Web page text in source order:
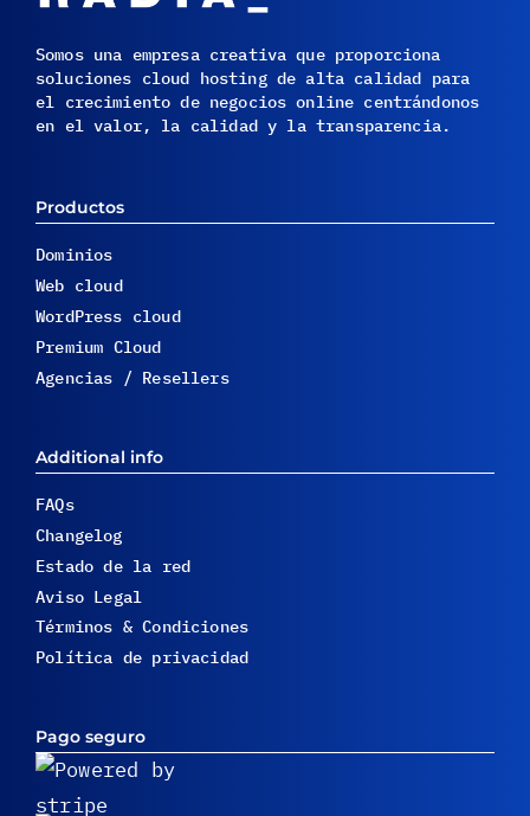
Somos una empresa creativa que proporciona
soluciones cloud hosting de alta calidad para
el crecimiento de negocios online centrándonos
en el valor, la calidad y la transparencia.
Productos
Dominios
Web cloud
WordPress cloud
Premium Cloud
Agencias / Resellers
Additional info
FAQs
Changelog
Estado de la red
Aviso Legal
Términos & Condiciones
Política de privacidad
Pago seguro